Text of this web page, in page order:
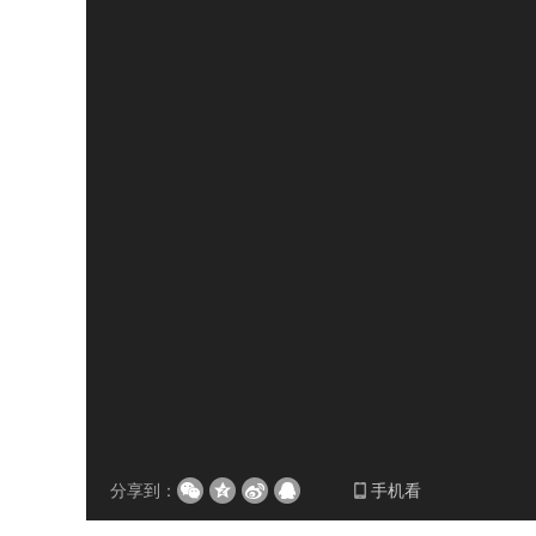
分享到： 手机看